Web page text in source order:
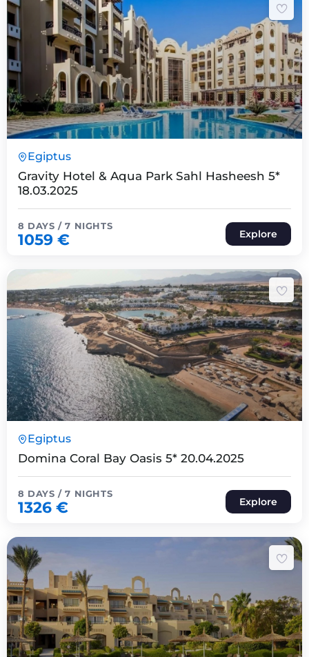
Egiptus
Gravity Hotel & Aqua Park Sahl Hasheesh 5*
18.03.2025
8 DAYS / 7 NIGHTS
1059 € Explore
Egiptus
Domina Coral Bay Oasis 5* 20.04.2025
8 DAYS / 7 NIGHTS
1326 € Explore